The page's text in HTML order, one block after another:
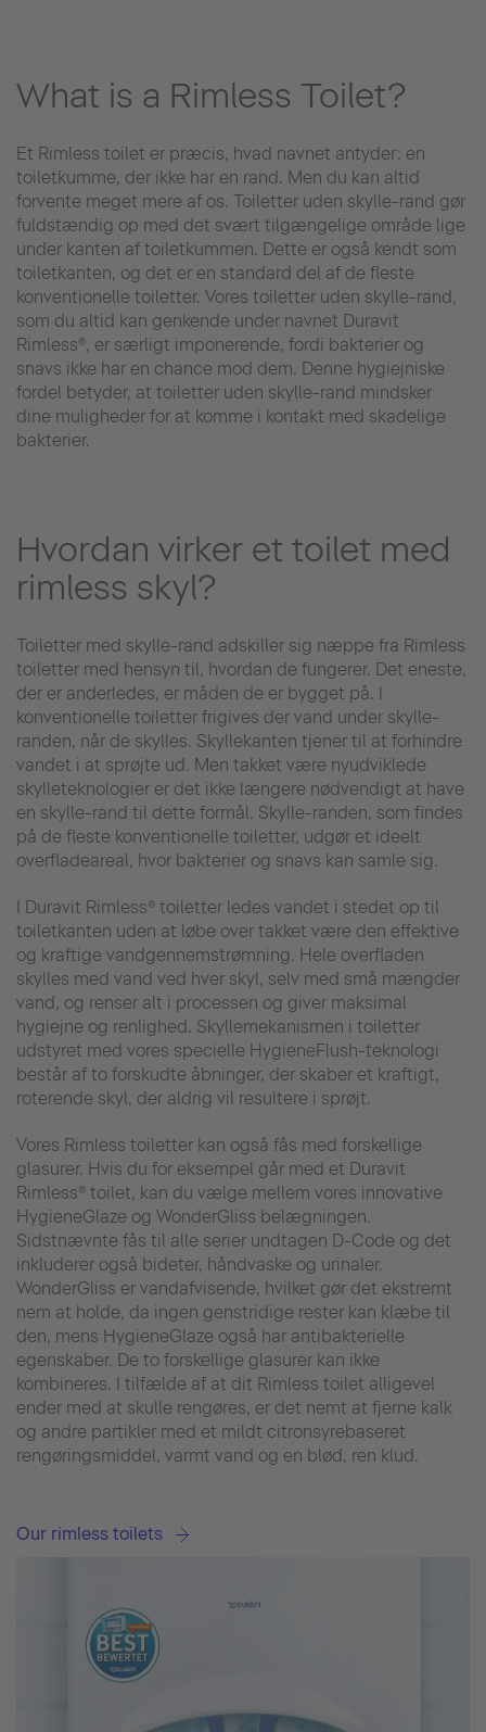
What is a Rimless Toilet?
Et Rimless toilet er præcis, hvad navnet antyder: en
toiletkumme, der ikke har en rand. Men du kan altid
forvente meget mere af os. Toiletter uden skylle-rand gør
fuldstændig op med det svært tilgængelige område lige
under kanten af toiletkummen. Dette er også kendt som
toiletkanten, og det er en standard del af de fleste
konventionelle toiletter. Vores toiletter uden skylle-rand,
som du altid kan genkende under navnet Duravit
Rimless®, er særligt imponerende, fordi bakterier og
snavs ikke har en chance mod dem. Denne hygiejniske
fordel betyder, at toiletter uden skylle-rand mindsker
dine muligheder for at komme i kontakt med skadelige
bakterier.
Hvordan virker et toilet med
rimless skyl?
Toiletter med skylle-rand adskiller sig næppe fra Rimless
toiletter med hensyn til, hvordan de fungerer. Det eneste,
der er anderledes, er måden de er bygget på. I
konventionelle toiletter frigives der vand under skylle-
randen, når de skylles. Skyllekanten tjener til at forhindre
vandet i at sprøjte ud. Men takket være nyudviklede
skylleteknologier er det ikke længere nødvendigt at have
en skylle-rand til dette formål. Skylle-randen, som findes
på de fleste konventionelle toiletter, udgør et ideelt
overfladeareal, hvor bakterier og snavs kan samle sig.
I Duravit Rimless® toiletter ledes vandet i stedet op til
toiletkanten uden at løbe over takket være den effektive
og kraftige vandgennemstrømning. Hele overfladen
skylles med vand ved hver skyl, selv med små mængder
vand, og renser alt i processen og giver maksimal
hygiejne og renlighed. Skyllemekanismen i toiletter
udstyret med vores specielle HygieneFlush-teknologi
består af to forskudte åbninger, der skaber et kraftigt,
roterende skyl, der aldrig vil resultere i sprøjt.
Vores Rimless toiletter kan også fås med forskellige
glasurer. Hvis du for eksempel går med et Duravit
Rimless® toilet, kan du vælge mellem vores innovative
HygieneGlaze og WonderGliss belægningen.
Sidstnævnte fås til alle serier undtagen D-Code og det
inkluderer også bideter, håndvaske og urinaler.
WonderGliss er vandafvisende, hvilket gør det ekstremt
nem at holde, da ingen genstridige rester kan klæbe til
den, mens HygieneGlaze også har antibakterielle
egenskaber. De to forskellige glasurer kan ikke
kombineres. I tilfælde af at dit Rimless toilet alligevel
ender med at skulle rengøres, er det nemt at fjerne kalk
og andre partikler med et mildt citronsyrebaseret
rengøringsmiddel, varmt vand og en blød, ren klud.
Our rimless toilets